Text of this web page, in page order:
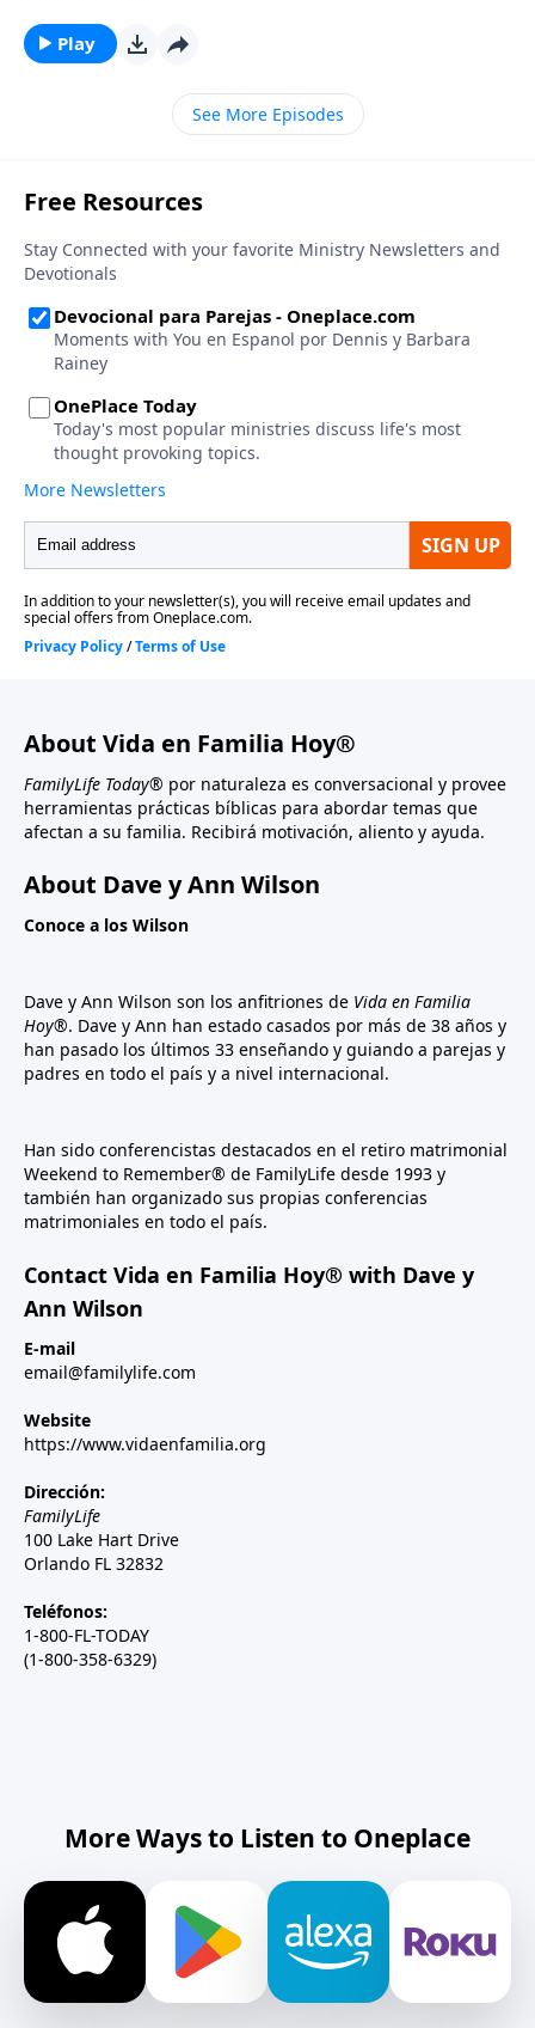
sus luchas.
Play
See More Episodes
About Vida en Familia Hoy®
FamilyLife Today® por naturaleza es conversacional y provee
herramientas prácticas bíblicas para abordar temas que
afectan a su familia. Recibirá motivación, aliento y ayuda.
About Dave y Ann Wilson
Conoce a los Wilson
Dave y Ann Wilson son los anfitriones de Vida en Familia
Hoy®. Dave y Ann han estado casados por más de 38 años y
han pasado los últimos 33 enseñando y guiando a parejas y
padres en todo el país y a nivel internacional.
Han sido conferencistas destacados en el retiro matrimonial
Weekend to Remember® de FamilyLife desde 1993 y
también han organizado sus propias conferencias
matrimoniales en todo el país.
Contact Vida en Familia Hoy® with Dave y
Ann Wilson
E-mail
email@familylife.com
Website
https://www.vidaenfamilia.org
Dirección:
FamilyLife
100 Lake Hart Drive
Orlando FL 32832
Teléfonos:
1-800-FL-TODAY
(1-800-358-6329)
More Ways to Listen to Oneplace